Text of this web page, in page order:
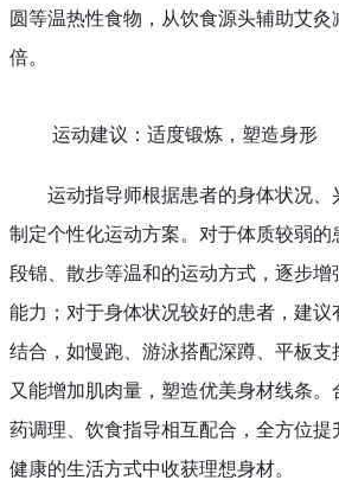
圆等温热性食物，从饮食源头辅助艾
倍。
运动建议：适度锻炼，塑造身形
运动指导师根据患者的身体状况、
制定个性化运动方案。对于体质较弱的
段锦、散步等温和的运动方式，逐步
能力；对于身体状况较好的患者，建议
结合，如慢跑、游泳搭配深蹲、平板支
又能增加肌肉量，塑造优美身材线条。
药调理、饮食指导相互配合，全方位提
健康的生活方式中收获理想身材。